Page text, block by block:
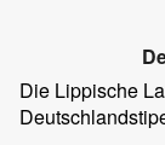
Die Lippische